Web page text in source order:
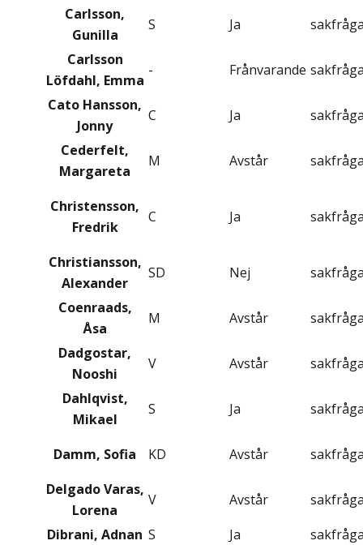
Carlsson,
Gunilla
S Ja
Carlsson
Löfdahl, Emma
- Frånvarande
Cato Hansson,
Jonny
C Ja
Cederfelt,
Margareta
M Avstår
Christensson,
Fredrik
C Ja
Christiansson,
Alexander
SD Nej
Coenraads,
Åsa
M Avstår
Dadgostar,
Nooshi
V Avstår
Dahlqvist,
Mikael
S Ja
Damm, Sofia KD Avstår
Delgado Varas,
Lorena
V Avstår
Dibrani, Adnan S Ja